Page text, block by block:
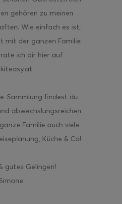
gehören zu meinen
Wie einfach es ist,
mit der ganzen Familie
ich dir hier auf
Sammlung findest du
abwechslungsreichen
Familie auch viele
Küche & Co!
gutes Gelingen!
Simone